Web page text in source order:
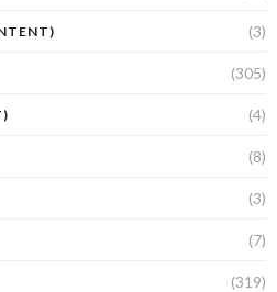
(3)
(305)
(4)
(8)
(3)
(7)
(319)